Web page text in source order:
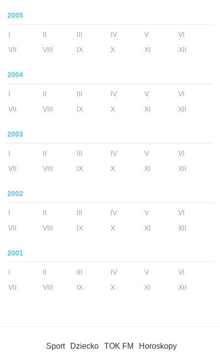
2005
I II III IV V
VI
VII
VIII IX X XI XII
2004
I II III IV V
VI
VII
VIII IX X XI XII
2003
I II III IV V
VI
VII
VIII IX X XI XII
2002
I II III IV V
VI
VII
VIII IX X XI XII
2001
I II III IV V
VI
VII
VIII IX X XI XII
Sport Dziecko TOK FM Horoskopy